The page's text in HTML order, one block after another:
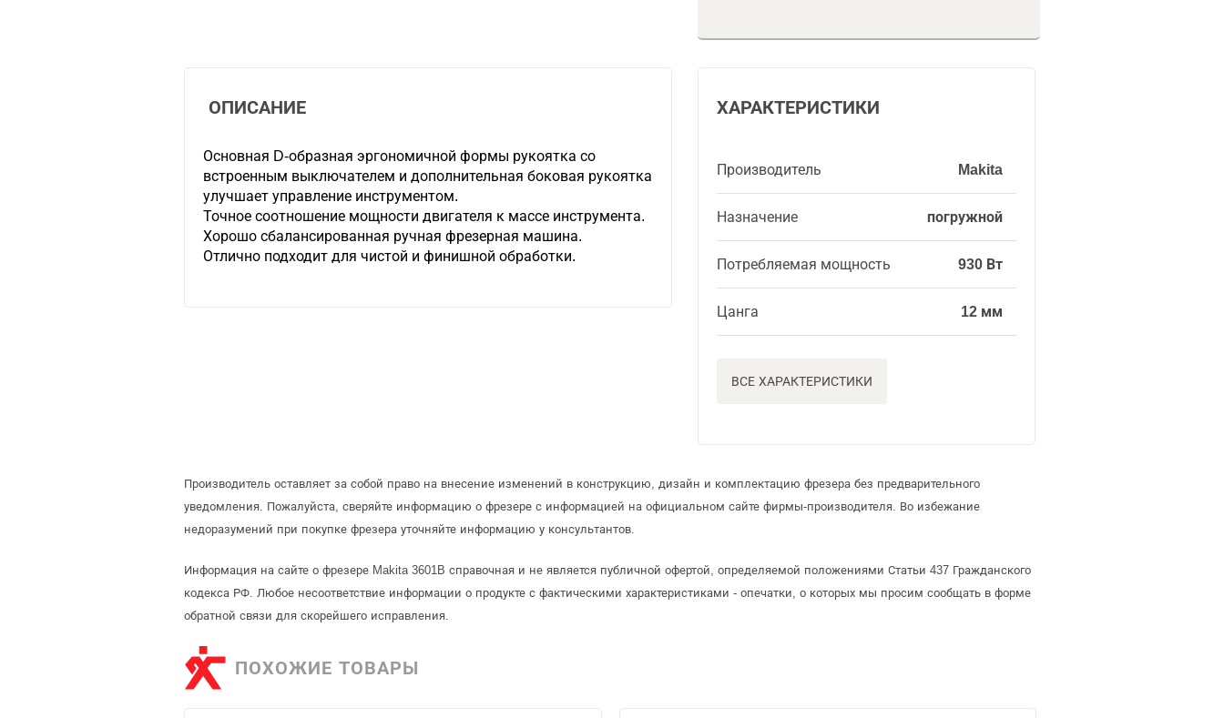
ХАРАКТЕРИСТИКИ
Производитель Makita
Назначение погружной
Потребляемая мощность 930 Вт
Цанга 12 мм
ВСЕ ХАРАКТЕРИСТИКИ
ОПИСАНИЕ
Основная D-образная эргономичной формы рукоятка со
встроенным выключателем и дополнительная боковая рукоятка
улучшает управление инструментом.
Точное соотношение мощности двигателя к массе инструмента.
Хорошо сбалансированная ручная фрезерная машина.
Отлично подходит для чистой и финишной обработки.
Производитель оставляет за собой право на внесение изменений в конструкцию, дизайн и комплектацию фрезера без предварительного
уведомления. Пожалуйста, сверяйте информацию о фрезере с информацией на официальном сайте фирмы-производителя. Во избежание
недоразумений при покупке фрезера уточняйте информацию у консультантов.
Информация на сайте о фрезере Makita 3601B справочная и не является публичной офертой, определяемой положениями Статьи 437 Гражданского
кодекса РФ. Любое несоответствие информации о продукте с фактическими характеристиками - опечатки, о которых мы просим сообщать в форме
обратной связи для скорейшего исправления.
ПОХОЖИЕ ТОВАРЫ